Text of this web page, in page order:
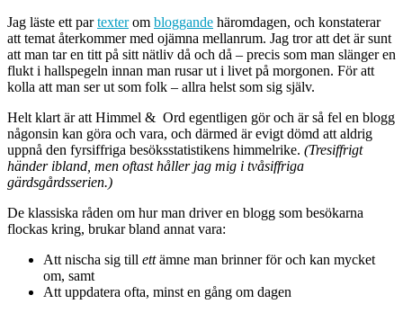
Jag läste ett partexterom bloggande häromdagen, och konstaterar
att temat återkommer med ojämna mellanrum. Jag tror att det är sunt
att man tar en titt på sitt nätliv då och då – precis som man slänger en
flukt i hallspegeln innan man rusar ut i livet på morgonen. För att
kolla att man ser ut som folk – allra helst som sig själv.
Helt klart är att Himmel & Ord egentligen gör och är så fel en blogg
någonsin kan göra och vara, och därmed är evigt dömd att aldrig
uppnå den fyrsiffriga besöksstatistikens himmelrike. (Tresiffrigt
händer ibland, men oftast håller jag mig i tvåsiffriga
gärdsgårdsserien.)
De klassiska råden om hur man driver en blogg som besökarna
flockas kring, brukar bland annat vara:
Att nischa sig till ettämne man brinner för och kan mycket
om, samt
Att uppdatera ofta, minst en gång om dagen